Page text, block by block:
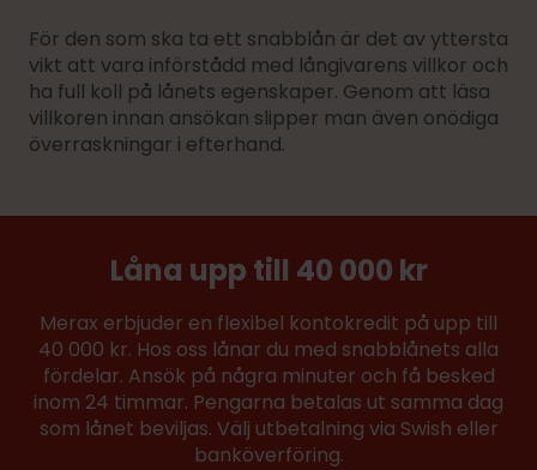
För den som ska ta ett snabblån är det av yttersta
vikt att vara införstådd med långivarens villkor och
ha full koll på lånets egenskaper. Genom att läsa
villkoren innan ansökan slipper man även onödiga
överraskningar i efterhand.
Låna upp till 40 000 kr
Merax erbjuder en flexibel kontokredit på upp till
40 000 kr. Hos oss lånar du med snabblånets alla
fördelar. Ansök på några minuter och få besked
inom 24 timmar. Pengarna betalas ut samma dag
som lånet beviljas. Välj utbetalning via Swish eller
banköverföring.